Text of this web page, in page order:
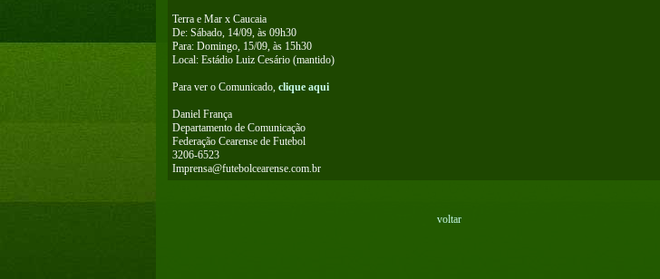
Terra e Mar x Caucaia
De: Sábado, 14/09, às 09h30
Para: Domingo, 15/09, às 15h30
Local: Estádio Luiz Cesário (mantido)
Para ver o Comunicado, clique aqui
Daniel França
Departamento de Comunicação
Federação Cearense de Futebol
3206-6523
Imprensa@futebolcearense.com.br
voltar